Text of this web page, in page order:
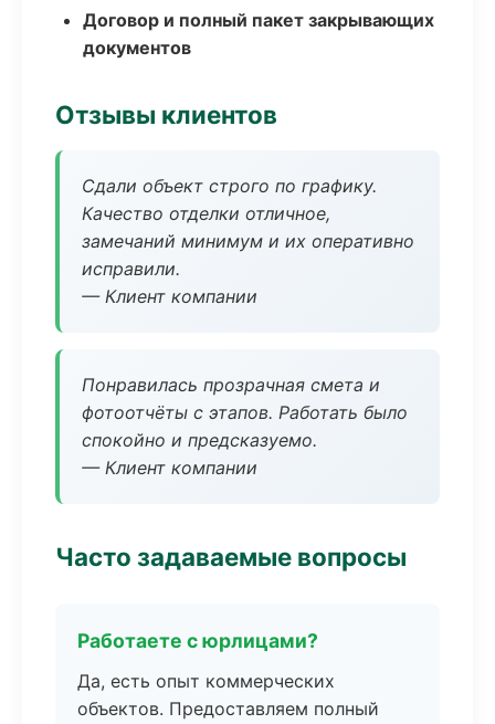
Договор и полный пакет закрывающих
документов
Отзывы клиентов
Сдали объект строго по графику.
Качество отделки отличное,
замечаний минимум и их оперативно
исправили.
— Клиент компании
Понравилась прозрачная смета и
фотоотчёты с этапов. Работать было
спокойно и предсказуемо.
— Клиент компании
Часто задаваемые вопросы
Работаете с юрлицами?
Да, есть опыт коммерческих
объектов. Предоставляем полный